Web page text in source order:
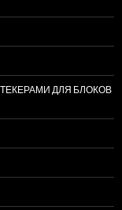
ДЛЯ БЛОКОВ